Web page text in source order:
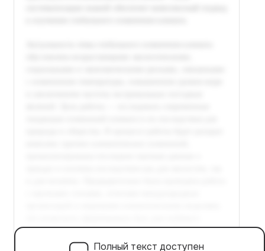
Полный текст доступен